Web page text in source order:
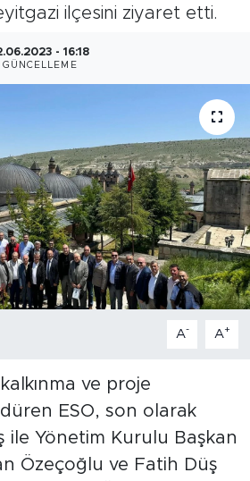
ilçesini ziyaret etti.
- 16:18
GÜNCELLEME
A- A+
ve proje
ESO, son olarak
ile Yönetim Kurulu Başkan
Özeçoğlu ve Fatih Düş